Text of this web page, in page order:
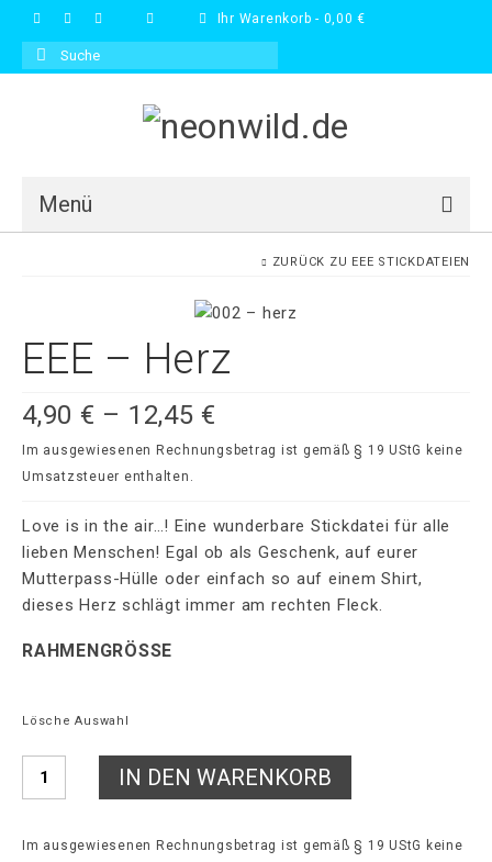
Ihr Warenkorb - 0,00€
Suche
Menü
Shop
Kontakt
ZURÜCK ZU EEE STICKDATEIEN
EEE – Herz
4,90 € – 12,45 €
Im ausgewiesenen Rechnungsbetrag ist gemäß § 19 UStG keine
Umsatzsteuer enthalten.
Love is in the air…! Eine wunderbare Stickdatei für alle
lieben Menschen! Egal ob als Geschenk, auf eurer
Mutterpass-Hülle oder einfach so auf einem Shirt,
dieses Herz schlägt immer am rechten Fleck.
RAHMENGRÖSSE
Lösche Auswahl
Anzahl IN DEN WARENKORB
Im ausgewiesenen Rechnungsbetrag ist gemäß § 19 UStG keine